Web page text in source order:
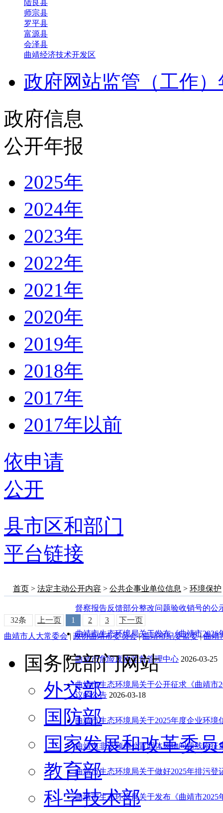
陆良县
师宗县
罗平县
富源县
会泽县
曲靖经济技术开发区
政府网站监管（工作
政府信息
公开年报
2025年
2024年
2023年
2022年
2021年
2020年
2019年
2018年
2017年
2017年以前
依申请
公开
县市区和部门
平台链接
首页 > 法定主动公开内容 > 公共企事业单位信息 > 环境保护
督察报告反馈部分整改问题验收销号的公
曲靖市生态环境局关于发布《曲靖市
曲靖市危险废物监督管理中心 2026-03-25
曲靖市生态环境局关于公开征求《曲靖市
议的公告 2026-03-18
曲靖市生态环境局关于2025年度企业环
曲靖市非法倾倒处置固体废物问题线索征
曲靖市生态环境局关于做好2025年排污登
曲靖市生态环境局关于发布《曲靖市
32条 上一页 1 2 3
下一页
曲靖市人大常委会| 政协曲靖市委员会|曲靖市纪委监委|曲靖
国务院部门网站
外交部
国防部
国家发展和改革委
教育部
科学技术部